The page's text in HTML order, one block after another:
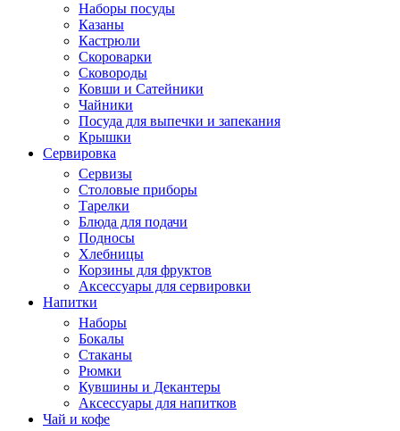
Наборы посуды
Казаны
Кастрюли
Скороварки
Сковороды
Ковши и Сатейники
Чайники
Посуда для выпечки и запекания
Крышки
Сервировка
Сервизы
Столовые приборы
Тарелки
Блюда для подачи
Подносы
Хлебницы
Корзины для фруктов
Аксессуары для сервировки
Напитки
Наборы
Бокалы
Стаканы
Рюмки
Кувшины и Декантеры
Аксессуары для напитков
Чай и кофе